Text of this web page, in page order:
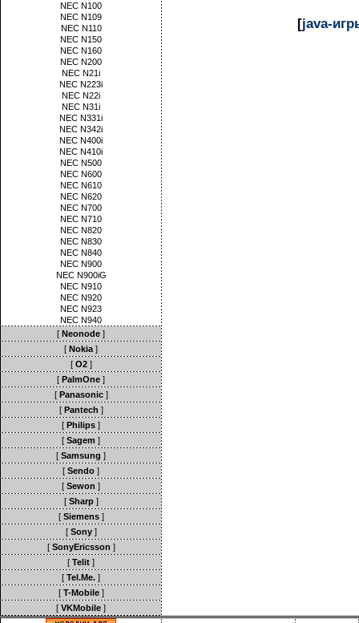
NEC N100
NEC N109
NEC N110
NEC N150
NEC N160
NEC N200
NEC N21i
NEC N223i
NEC N22i
NEC N31i
NEC N331i
NEC N342i
NEC N400i
NEC N410i
NEC N500
NEC N600
NEC N610
NEC N620
NEC N700
NEC N710
NEC N820
NEC N830
NEC N840
NEC N900
NEC N900iG
NEC N910
NEC N920
NEC N923
NEC N940
[ Neonode ]
[ Nokia ]
[ O2]
[ PalmOne ]
[ Panasonic]
[ Pantech ]
[ Philips ]
[ Sagem ]
[ Samsung ]
[ Sendo ]
[ Sewon ]
[ Sharp]
[ Siemens]
[ Sony]
[ SonyEricsson ]
[ Telit ]
[ Tel.Me. ]
[ T-Mobile]
[ VKMobile ]
[java-